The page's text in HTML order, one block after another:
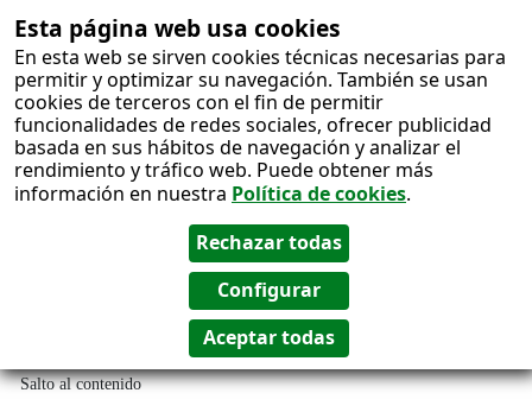
Esta página web usa cookies
En esta web se sirven cookies técnicas necesarias para
permitir y optimizar su navegación. También se usan
cookies de terceros con el fin de permitir
funcionalidades de redes sociales, ofrecer publicidad
basada en sus hábitos de navegación y analizar el
rendimiento y tráfico web. Puede obtener más
información en nuestra Política de cookies.
Salto al contenido